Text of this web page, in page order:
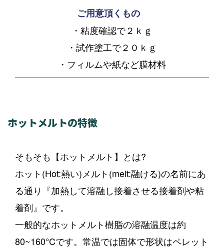
ご用意頂くもの
・粘度確認で２ｋｇ
・試作塗工で２０ｋｇ
・フィルムや紙など膜材料
ホットメルトの特徴
そもそも【ホットメルト】とは?
ホット(Hot:熱い)メルト(melt:融ける)の名前にあ
る通り『加熱して溶融し接着させる接着剤や粘
着剤』です。
一般的なホットメルト樹脂の溶融温度は約
80~160°Cです。常温では固体で形状はペレット